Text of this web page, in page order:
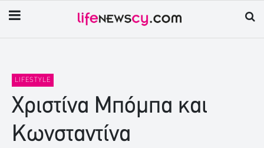
LIFESTYLE
Χριστίνα Μπόμπα και
Κωνσταντίνα